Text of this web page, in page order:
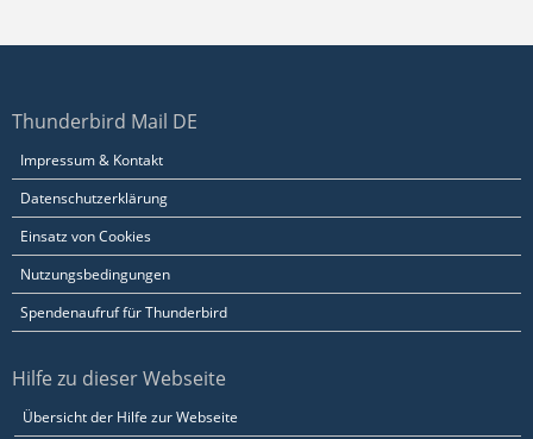
Thunderbird Mail DE
Impressum & Kontakt
Datenschutzerklärung
Einsatz von Cookies
Nutzungsbedingungen
Spendenaufruf für Thunderbird
Hilfe zu dieser Webseite
Übersicht der Hilfe zur Webseite